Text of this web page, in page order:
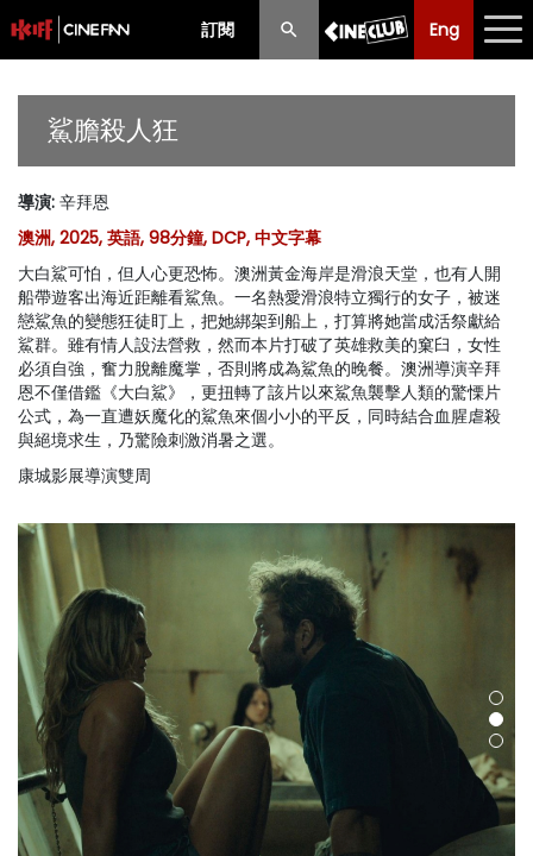
訂閱 Eng
Eng 中文
節目
購票須知
優惠計劃
前期節目
鯊膽殺人狂
導演: 辛拜恩
澳洲, 2025, 英語, 98分鐘, DCP, 中文字幕
大白鯊可怕，但人心更恐怖。澳洲黃金海岸是滑浪天堂，也有人開
船帶遊客出海近距離看鯊魚。一名熱愛滑浪特立獨行的女子，被迷
戀鯊魚的變態狂徒盯上，把她綁架到船上，打算將她當成活祭獻給
鯊群。雖有情人設法營救，然而本片打破了英雄救美的窠臼，女性
必須自強，奮力脫離魔掌，否則將成為鯊魚的晚餐。澳洲導演辛拜
恩不僅借鑑《大白鯊》，更扭轉了該片以來鯊魚襲擊人類的驚慄片
公式，為一直遭妖魔化的鯊魚來個小小的平反，同時結合血腥虐殺
與絕境求生，乃驚險刺激消暑之選。
康城影展導演雙周